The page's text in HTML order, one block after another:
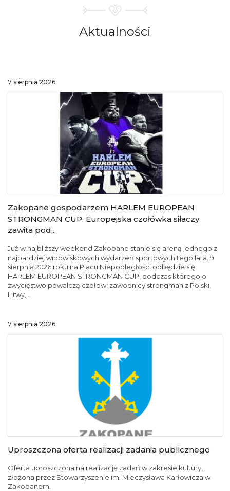
Aktualności
7 sierpnia 2026
Zakopane gospodarzem HARLEM EUROPEAN
STRONGMAN CUP. Europejska czołówka siłaczy
zawita pod...
Już w najbliższy weekend Zakopane stanie się areną jednego z
najbardziej widowiskowych wydarzeń sportowych tego lata. 9
sierpnia 2026 roku na Placu Niepodległości odbędzie się
HARLEM EUROPEAN STRONGMAN CUP, podczas którego o
zwycięstwo powalczą czołowi zawodnicy strongman z Polski,
Litwy,...
7 sierpnia 2026
Uproszczona oferta realizacji zadania publicznego
Oferta uproszczona na realizację zadań w zakresie kultury,
złożona przez Stowarzyszenie im. Mieczysława Karłowicza w
Zakopanem.